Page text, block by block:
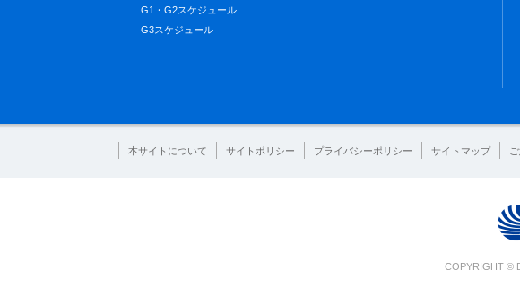
G1・G2スケジュール
G3スケジュール
本サイトについて サイトポリシー プライバシーポリシー サイトマップ
COPYRIGHT ©